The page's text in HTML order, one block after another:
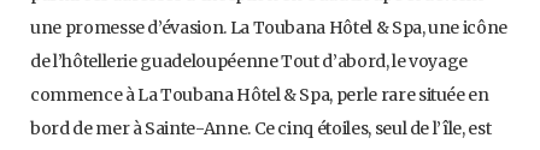
une promesse d’évasion. La Toubana Hôtel & Spa, une icône
de l’hôtellerie guadeloupéenne Tout d’abord, le voyage
commence à La Toubana Hôtel & Spa, perle rare située en
bord de mer à Sainte-Anne. Ce cinq étoiles, seul de l’île, est